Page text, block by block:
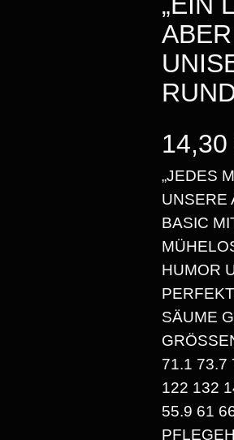
14,30
„JEDES
UNSERE
BASIC
HUMOR
SÄUME
1.1 73.7
22 132
5.9 61 66